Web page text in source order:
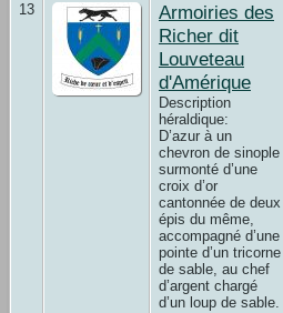
13
Armoiries des
Richer dit
Louveteau
d'Amérique
Description
héraldique:
D’azur à un
chevron de sinople
surmonté d’une
croix d’or
cantonnée de deux
épis du même,
accompagné d’une
pointe d’un tricorne
de sable, au chef
d’argent chargé
d’un loup de sable.